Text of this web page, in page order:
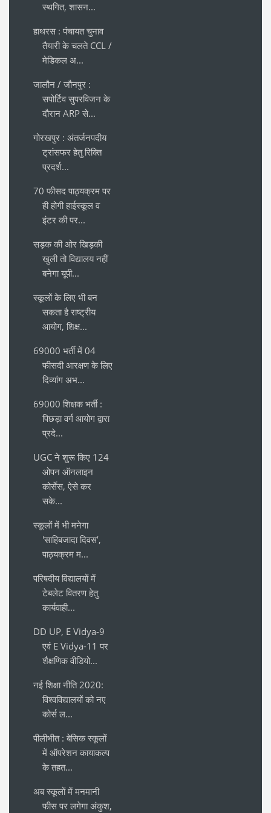
स्थगित, शासन...
हाथरस : पंचायत चुनाव
तैयारी के चलते CCL /
मेडिकल अ...
जालौन / जौनपुर :
सपोर्टिव सुपरविजन के
दौरान ARP से...
गोरखपुर : अंतर्जनपदीय
ट्रांसफर हेतु रिक्ति
प्रदर्श...
70 फीसद पाठ्यक्रम पर
ही होगी हाईस्कूल व
इंटर की पर...
सड़क की ओर खिड़की
खुली तो विद्यालय नहीं
बनेगा यूपी...
स्कूलों के लिए भी बन
सकता है राष्ट्रीय
आयोग, शिक्ष...
69000 भर्ती में 04
फीसदी आरक्षण के लिए
दिव्यांग अभ...
69000 शिक्षक भर्ती :
पिछड़ा वर्ग आयोग द्वारा
प्रदे...
UGC ने शुरू किए 124
ओपन ऑनलाइन
कोर्सेस, ऐसे कर
सके...
स्कूलों में भी मनेगा
'साहिबजादा दिवस’,
पाठ्यक्रम म...
परिषदीय विद्यालयों में
टेबलेट वितरण हेतु
कार्यवाही...
DD UP, E Vidya-9
एवं E Vidya-11 पर
शैक्षणिक वीडियो...
नई शिक्षा नीति 2020:
विश्वविद्यालयों को नए
कोर्स ल...
पीलीभीत : बेसिक स्कूलों
में ऑपरेशन कायाकल्प
के तहत...
अब स्कूलों में मनमानी
फीस पर लगेगा अंकुश,